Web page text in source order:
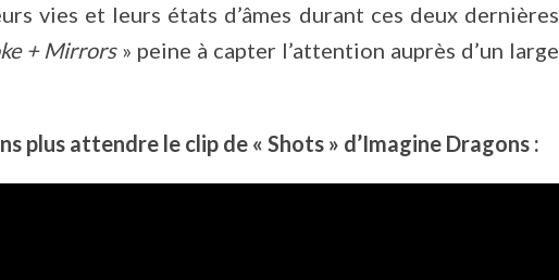
vies et leurs états d’âmes durant ces deux dernières
+ Mirrors» peine à capter l’attention auprès d’un large
plus attendre le clip de « Shots » d’Imagine Dragons :